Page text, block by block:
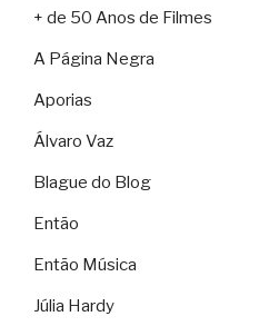
+ de 50 Anos de Filmes
A Página Negra
Aporias
Álvaro Vaz
Blague do Blog
Então
Então Música
Júlia Hardy